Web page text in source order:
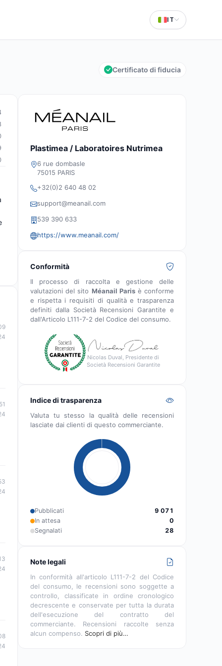
IT
Certificato di fiducia
Plastimea / Laboratoires Nutrimea
6 rue dombasle
75015 PARIS
+32(0)2 640 48 02
support@meanail.com
539 390 633
https://www.meanail.com/
Conformità
Il processo di raccolta e gestione delle
valutazioni del sito Méanail Parisè conforme
e rispetta i requisiti di qualità e trasparenza
definiti dalla Società Recensioni Garantite e
dall'Articolo L111-7-2 del Codice del consumo.
Nicolas Duval, Presidente di
Società Recensioni Garantite
Indice di trasparenza
Valuta tu stesso la qualità delle recensioni
lasciate dai clienti di questo commerciante.
Pubblicati
9 071
In attesa
0
Segnalati
28
Note legali
In conformità all'articolo L111-7-2 del Codice
del consumo, le recensioni sono soggette a
controllo, classificate in ordine cronologico
decrescente e conservate per tutta la durata
dell'esecuzione del contratto del
commerciante. Recensioni raccolte senza
alcun compenso. Scopri di più…